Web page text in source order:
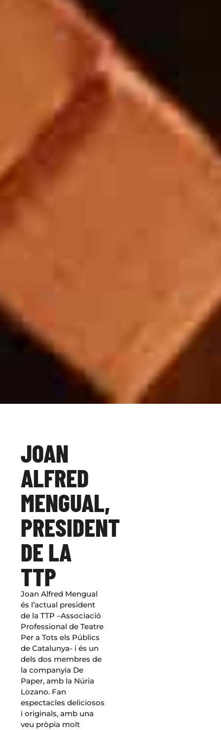
JOAN
ALFRED
MENGUAL,
PRESIDENT
DE LA
TTP
Joan Alfred Mengual
és l’actual president
de la TTP –Associació
Professional de Teatre
Per a Tots els Públics
de Catalunya- i és un
dels dos membres de
la companyia De
Paper, amb la Núria
Lozano. Fan
espectacles deliciosos
i originals, amb una
veu pròpia molt